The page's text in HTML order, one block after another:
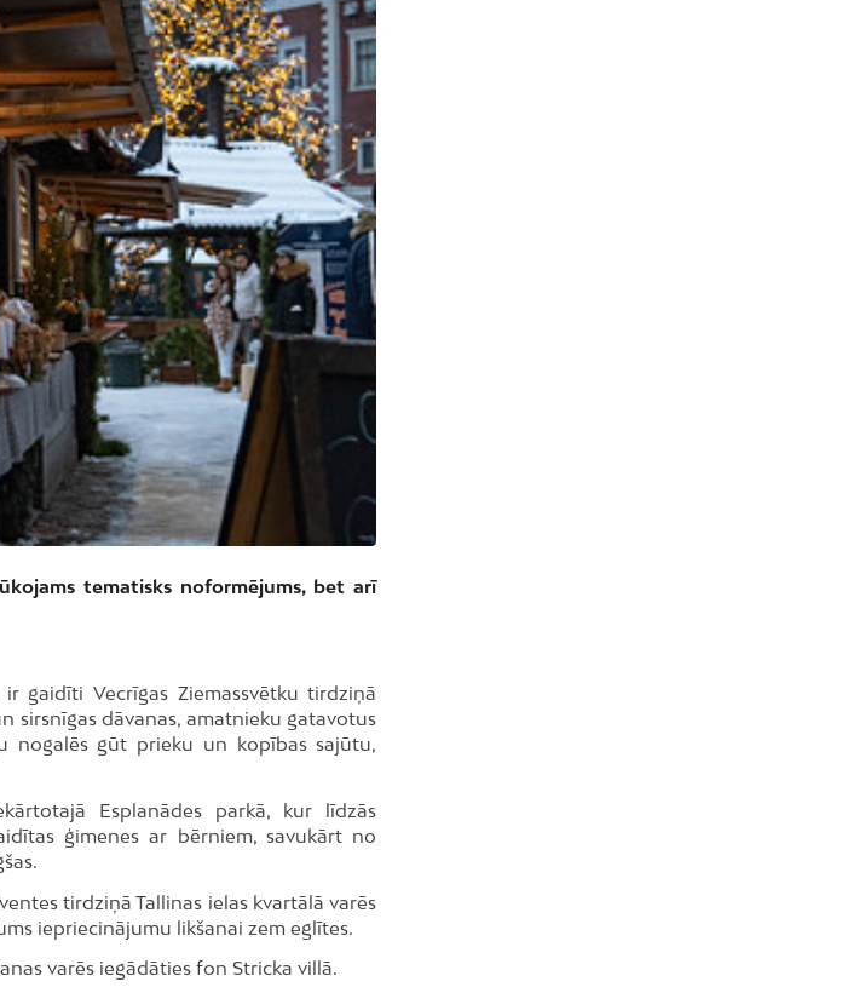
tematisks noformējums, bet arī
gaidīti Vecrīgas Ziemassvētku tirdziņā
sirsnīgas dāvanas, amatnieku gatavotus
nogalēs gūt prieku un kopības sajūtu,
Esplanādes parkā, kur līdzās
ģimenes ar bērniem, savukārt no
tirdziņā Tallinas ielas kvartālā varēs
iepriecinājumu likšanai zem eglītes.
varēs iegādāties fon Stricka villā.